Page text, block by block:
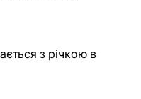
з річкою в